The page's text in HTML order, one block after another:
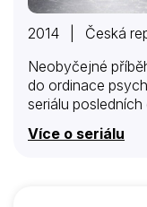
2014 | Česká
Neobyčejné
do ordinace
seriálu posledních
Více o seriálu